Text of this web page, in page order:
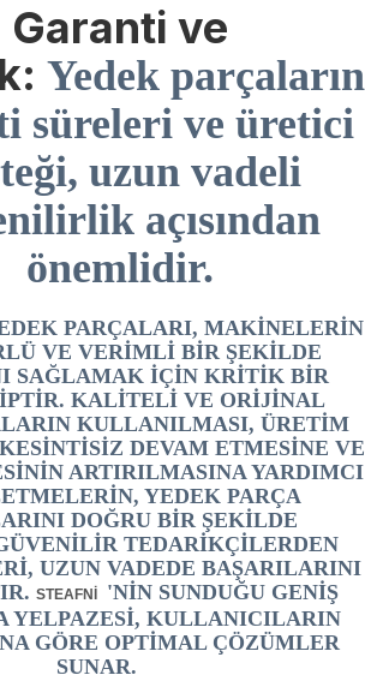
Garanti ve
Yedek parçaların
süreleri ve üretici
uzun vadeli
açısından
önemlidir.
PARÇALARI, MAKINELERIN
VE VERIMLI BIR ŞEKILDE
SAĞLAMAK IÇIN KRITIK BIR
KALITELI VE ORIJINAL
KULLANILMASI, ÜRETIM
DEVAM ETMESINE VE
ARTIRILMASINA YARDIMCI
YEDEK PARÇA
DOĞRU BIR ŞEKILDE
TEDARIKÇILERDEN
UZUN VADEDE BAŞARILARINI
STEAFNİ
'NIN SUNDUĞU GENIŞ
YELPAZESI, KULLANICILARIN
GÖRE OPTIMAL ÇÖZÜMLER
SUNAR.